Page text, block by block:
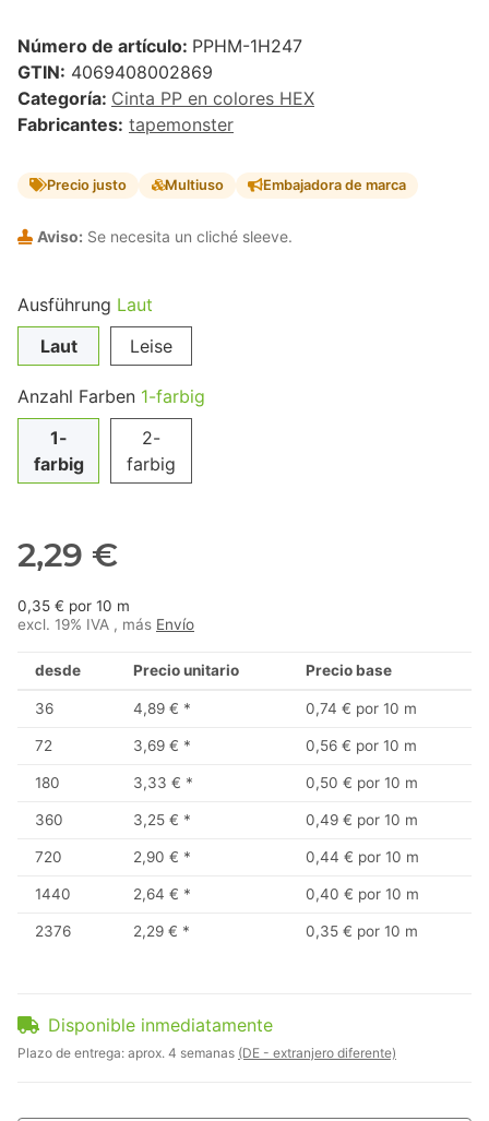
Número de artículo: PPHM-1H247
GTIN: 4069408002869
Categoría: Cinta PP en colores HEX
Fabricantes: tapemonster
Precio justo Multiuso Embajadora de marca
Aviso: Se necesita un cliché sleeve.
Ausführung Laut
Laut
Leise
Anzahl Farben 1-farbig
1-
farbig
2-
farbig
2,29 €
0,35 € por 10 m
excl. 19% IVA , más Envío
desde Precio unitario Precio base
36 4,89 € * 0,74 € por 10 m
72 3,69 € * 0,56 € por 10 m
180 3,33 € * 0,50 € por 10 m
360 3,25 € * 0,49 € por 10 m
720 2,90 € * 0,44 € por 10 m
1440 2,64 € * 0,40 € por 10 m
2376 2,29 € * 0,35 € por 10 m
Disponible inmediatamente
Plazo de entrega: aprox. 4 semanas (DE - extranjero diferente)